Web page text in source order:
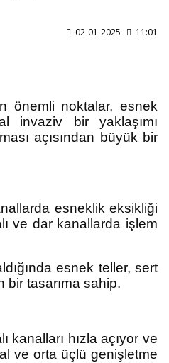
02-01-2025 11:01
önemli noktalar, esnek
invaziv bir yaklaşımı
açısından büyük bir
esneklik eksikliği
ve dar kanallarda işlem
esnek teller, sert
bir tasarıma sahip.
hızla açıyor ve
ve orta üçlü genişletme